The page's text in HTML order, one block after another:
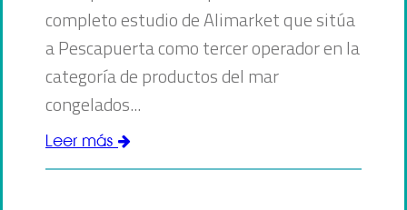
completo estudio de Alimarket que sitúa
a Pescapuerta como tercer operador en la
categoría de productos del mar
congelados...
Leer más